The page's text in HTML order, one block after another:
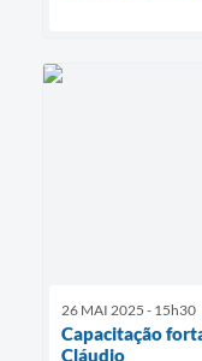
26 MAI 2025 - 15h30
Capacitação
Cláudio